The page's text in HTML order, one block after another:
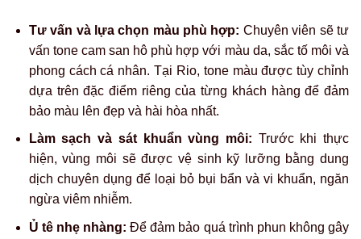
Tư vấn và lựa chọn màu phù hợp: Chuyên viên sẽ tư
vấn tone cam san hô phù hợp với màu da, sắc tố môi và
phong cách cá nhân. Tại Rio, tone màu được tùy chỉnh
dựa trên đặc điểm riêng của từng khách hàng để đảm
bảo màu lên đẹp và hài hòa nhất.
Làm sạch và sát khuẩn vùng môi: Trước khi thực
hiện, vùng môi sẽ được vệ sinh kỹ lưỡng bằng dung
dịch chuyên dụng để loại bỏ bụi bẩn và vi khuẩn, ngăn
ngừa viêm nhiễm.
Ủ tê nhẹ nhàng: Để đảm bảo quá trình phun không gây